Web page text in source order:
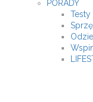
PORADY
Testy